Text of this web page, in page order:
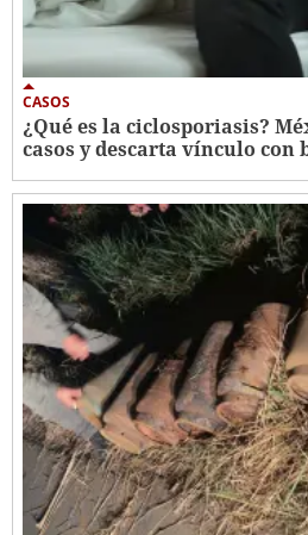
CASOS
¿Qué es la ciclosporiasis?
casos y descarta vínculo con